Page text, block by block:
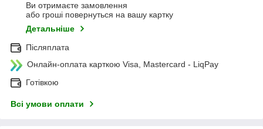
Ви отримаєте замовлення
або гроші повернуться на вашу картку
Детальніше
Післяплата
Онлайн-оплата карткою Visa, Mastercard - LiqPay
Готівкою
Всі умови оплати